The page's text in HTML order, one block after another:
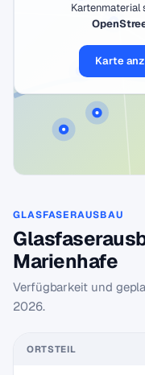
Kartenmaterial
Karte
GLASFASERAUSBAU
Marienhafe
Verfügbarkeit und
2026.
ORTSTEIL